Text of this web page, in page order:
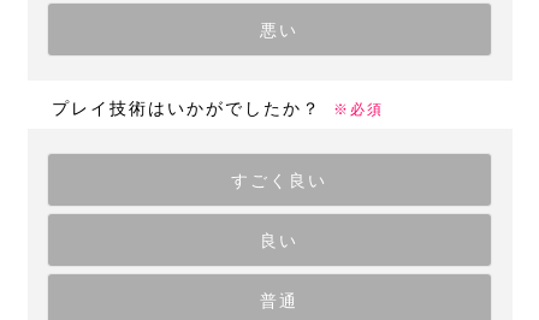
悪い
プレイ技術はいかがでしたか？ ※必須
すごく良い
良い
普通